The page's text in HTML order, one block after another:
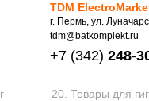
TDM
г. Пермь, ул.
tdm@batkomplekt.ru
+7 (342) 248-
20. Товары для